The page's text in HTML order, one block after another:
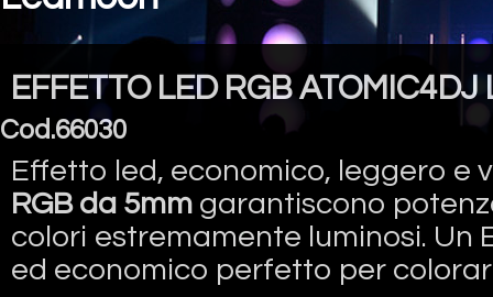
EFFETTO LED RGB ATOMIC4DJ
Cod.66030
Effetto led, economico, leggero e
RGB da 5mm garantiscono
colori estremamente luminosi. Un
ed economico perfetto per